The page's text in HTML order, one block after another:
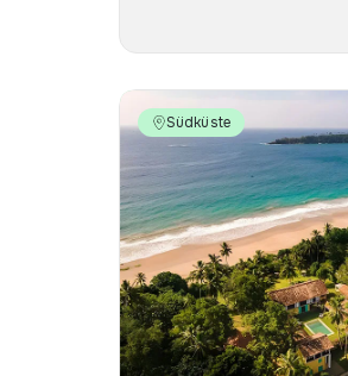
Südküste